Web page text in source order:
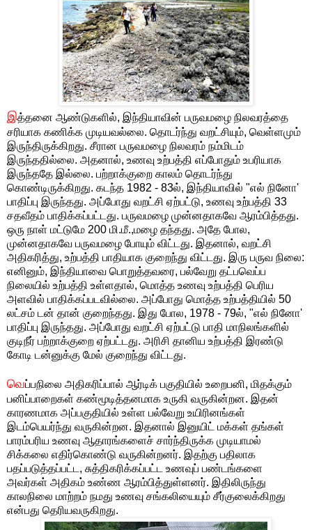
இத்தனை ஆண்டுகளில், இந்தியாவின் பருவமழை நிலவரத்தை
சரியாக கணிக்க முடியவல்லை. தொடர்ந்து வறட்சியும், வெள்ளமும்
இருந்திருக்கிறது. சீரான பருவமழை நிலவரம் நம்மிடம்
இருந்ததில்லை. அதனால், உணவு உற்பத்தி எப்போதும் உபரியாக
இருந்ததே இல்லை. பற்றாக்குறை காலம் தொடர்ந்து
கொண்டிருக்கிறது. கடந்த 1982 - 83ல், இந்தியாவில் "எல் நினோ'
பாதிப்பு இருந்தது. அப்போது வறட்சி ஏற்பட்டு, உணவு உற்பத்தி 33
சதவீதம் பாதிக்கப்பட்டது. பருவமழை முன்னதாகவே ஆரம்பித்தது.
ஒரு நாள் மட்டுமே 200 மி.மீ.,மழை தந்தது. அதே போல,
முன்னதாகவே பருவமழை போயும் விட்டது. இதனால், வறட்சி
அதிகரித்து, உற்பத்தி பாதியாக குறைந்து விட்டது. இரு பருவ நிலை:
எனினும், இந்தியாவை பொறுத்தவரை, பல்வேறு தட்பவெப்ப
நிலையில் உற்பத்தி உள்ளதால், மொத்த உணவு உற்பத்தி பெரிய
அளவில் பாதிக்கப்படவில்லை. அப்போது மொத்த உற்பத்தியில் 50
லட்சம் டன் தான் குறைந்தது. இது போல, 1978 - 79ல், "எல் நினோ'
பாதிப்பு இருந்தது. அப்போது வறட்சி ஏற்பட்டு பாதி மாநிலங்களில்
குடிநீர் பற்றாக்குறை ஏற்பட்டது. அரிசி தானிய உற்பத்தி இரண்டு
கோடி டன்னுக்கு மேல் குறைந்து விட்டது.
வெப்பநிலை அதிகரிப்பால் ஆர்டிக் பகுதியில் உறைபனி, மிதக்கும்
பனிப்பாறைகள் கண்மூடித்தனமாக உருகி வருகின்றன. இதன்
காரணமாக அப்பகுதியில் உள்ள பல்வேறு உயிரினங்கள்
இடம்பெயர்ந்து வருகின்றன. இதனால் இனுயிட் மக்கள் தங்கள்
பாரம்பரிய உணவு ஆதாரங்களைச் சார்ந்திருக்க முடியாமல்
சிக்கலை எதிர்கொண்டு வருகின்றனர். இதற்கு பதிலாக
பதப்படுத்தப்பட்ட, சுத்திகரிக்கப்பட்ட உணவுப் பண்டங்களை
அவர்கள் அதிகம் உண்ண ஆரம்பித்துள்ளனர். இதிலிருந்து
காலநிலை மாற்றம் நமது உணவு சங்கலியையும் சீர்குலைக்கிறது
என்பது தெரியவருகிறது.